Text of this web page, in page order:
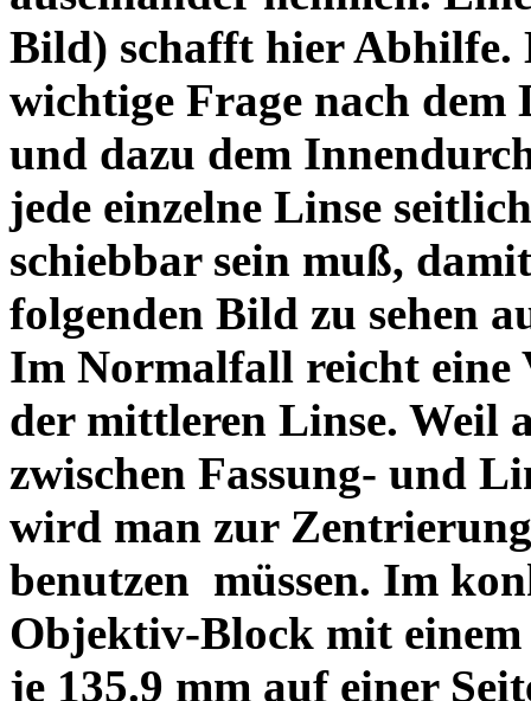
Bild) schafft hier Abhilfe.
wichtige Frage nach dem
und dazu dem
jede einzelne Linse
schiebbar sein muß,
folgenden Bild zu sehen
Im Normalfall reicht eine
der mittleren Linse. Weil
zwischen Fassung- und
wird man zur
benutzen müssen. Im
Objektiv-Block mit einem
je 135.9 mm auf einer